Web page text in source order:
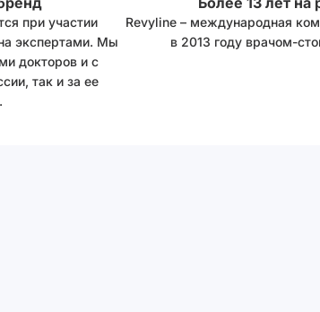
при участии
экспертами. Мы
докторов и с
так и за ее
Revyline – международная
в 2013 году врачом-